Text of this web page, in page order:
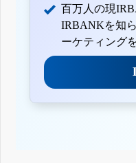
百万人の現
IRBANKを知
ーケティング